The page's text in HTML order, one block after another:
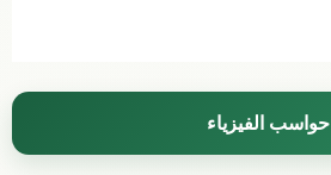
حواسب الفيزياء